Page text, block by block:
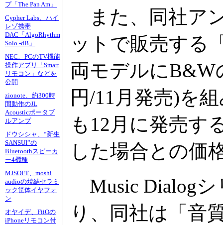
プ「The Pan Am」
Cypher Labs、ハイ
レゾ携帯
DAC「AlgoRhythm
Solo -dB」
NEC、PCのTV機能
操作アプリ「Smart
リモコン」などを
公開
zionote、約300時
間動作のJL
Acousticポータブ
ルアンプ
ドウシシャ、“新生
SANSUI”の
Bluetoothスピーカ
ー4機種
MJSOFT、moshi
audioの焼結セラミ
ック筐体イヤフォ
ン
オヤイデ、FiiOの
iPhoneリモコン付
また、同社ア
ットで販売する
両モデルにB&W
円/11月発売)を
も12月に発売す
した場合との価
Music Dialogシ
り、同社は「音